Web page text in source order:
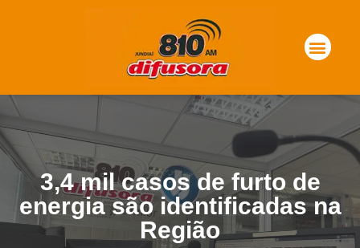
3,4 mil casos de furto de
energia são identificadas na
Região